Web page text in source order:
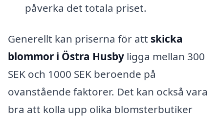
påverka det totala priset.
Generellt kan priserna för att skicka
blommor i Östra Husby ligga mellan 300
SEK och 1000 SEK beroende på
ovanstående faktorer. Det kan också vara
bra att kolla upp olika blomsterbutiker